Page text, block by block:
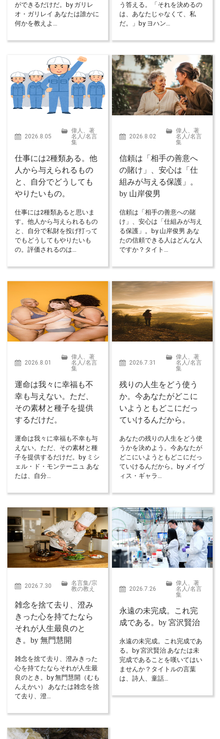
ができるだけだ。by ガリレ
オ・ガリレイ あなたは誰かに
何かを教えよ…
う答える。「それを決めるの
は、あなたじゃなくて、私
だ。」by ヨハン…
2026.8.05
偉人、著
名人/名言
集
仕事には2種類ある。他
人から与えられるもの
と、自分でどうしても
やりたいもの。
仕事には2種類あると思いま
す。他人から与えられるもの
と、自分で私財を投げ打って
でもどうしてもやりたいも
の。評価されるのは…
2026.8.02
偉人、著
名人/名言
集
信頼は「相手の善意へ
の賭け」、安心は「仕
組みが与える保護」。
by 山岸俊男
信頼は「相手の善意への賭
け」、安心は「仕組みが与え
る保護」。by 山岸俊男 あな
たの信頼できる人はどんな人
ですか？タイト…
2026.8.01
偉人、著
名人/名言
集
運命は我々に幸福も不
幸も与えない。ただ、
その素材と種子を提供
するだけだ。
運命は我々に幸福も不幸も与
えない。ただ、その素材と種
子を提供するだけだ。by ミシ
ェル・ド・モンテーニュ あな
たは、自分…
2026.7.31
偉人、著
名人/名言
集
残りの人生をどう使う
か。今あなたがどこに
いようともどこにだっ
ていけるんだから。
あなたの残りの人生をどう使
うかを決めよう。今あなたが
どこにいようともどこにだっ
ていけるんだから。by メイヴ
ィス・ギャラ…
2026.7.30 名言集/宗
教の教え
雑念を捨て去り、澄み
きった心を持てたなら
それが人生最良のと
き。by 無門慧開
雑念を捨て去り、澄みきった
心を持てたならそれが人生最
良のとき。by 無門慧開（むも
んえかい） あなたは雑念を捨
て去り、澄…
2026.7.26
偉人、著
名人/名言
集
永遠の未完成。これ完
成である。by 宮沢賢治
永遠の未完成。これ完成であ
る。by 宮沢賢治 あなたは未
完成であることを嘆いてはい
ませんか？タイトルの言葉
は、詩人、童話…